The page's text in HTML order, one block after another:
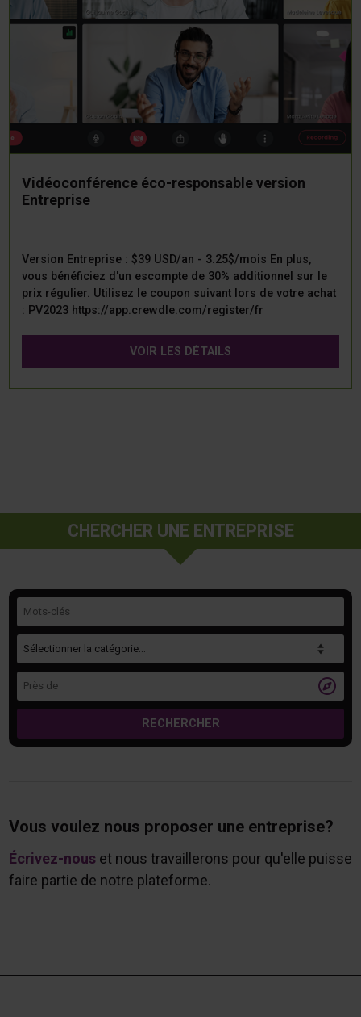
Vidéoconférence éco-responsable version
Entreprise
Version Entreprise : $39 USD/an - 3.25$/mois En plus,
vous bénéficiez d'un escompte de 30% additionnel sur le
prix régulier. Utilisez le coupon suivant lors de votre achat
: PV2023 https://app.crewdle.com/register/fr
VOIR LES DÉTAILS
CHERCHER UNE ENTREPRISE

RECHERCHER
Vous voulez nous proposer une entreprise?
Écrivez-nouset nous travaillerons pour qu'elle puisse
faire partie de notre plateforme.